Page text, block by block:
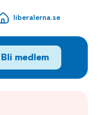
liberalerna.se
Bli medlem